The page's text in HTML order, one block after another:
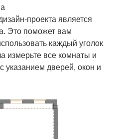
проекта является
Это поможет вам
каждый уголок
измерьте все комнаты и
указанием дверей, окон и